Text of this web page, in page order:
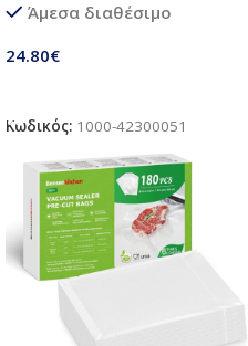
Άμεσα διαθέσιμο
24.80€
Κωδικός: 1000-42300051